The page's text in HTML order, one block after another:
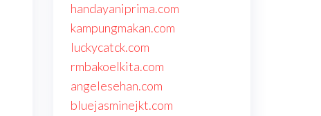
handayaniprima.com
kampungmakan.com
luckycatck.com
rmbakoelkita.com
angelesehan.com
bluejasminejkt.com